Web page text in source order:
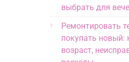
выбрать для
Ремонтировать
покупать новый:
возраст,